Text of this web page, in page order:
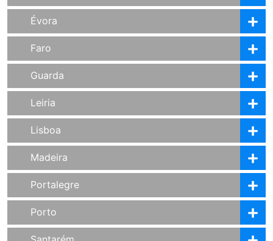
Évora
Faro
Guarda
Leiria
Lisboa
Madeira
Portalegre
Porto